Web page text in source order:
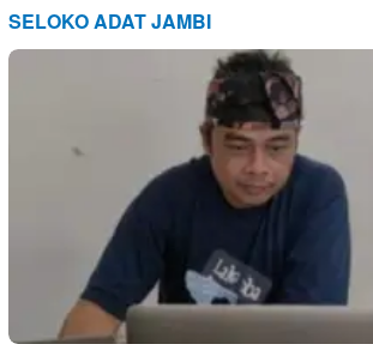
SELOKO ADAT JAMBI